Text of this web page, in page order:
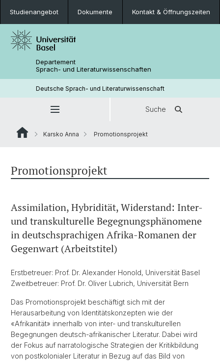
Studienangebot Dokumente Kontakt & Öffnungszeiten
Departement
Sprach- und Literaturwissenschaften
Deutsche Sprach- und Literaturwissenschaft
Suche
Karsko Anna Promotionsprojekt
Promotionsprojekt
Assimilation, Hybridität, Widerstand: Inter-
und transkulturelle Begegnungsphänomene
in deutschsprachigen Afrika-Romanen der
Gegenwart (Arbeitstitel)
Erstbetreuer: Prof. Dr. Alexander Honold, Universität Basel
Zweitbetreuer: Prof. Dr. Oliver Lubrich, Universität Bern
Das Promotionsprojekt beschäftigt sich mit der
Herausarbeitung von Identitätskonzepten wie der
«Afrikanität» innerhalb von inter- und transkulturellen
Begegnungen deutsch-afrikanischer Literatur. Dabei wird
der Fokus auf narratologische Strategien der Kritikbildung
von postkolonialer Literatur in Bezug auf das Bild von